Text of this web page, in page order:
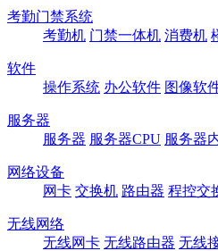
考勤门禁系统
考勤机 门禁一体机 消费机
软件
操作系统 办公软件 图像软
服务器
服务器 服务器CPU 服务器
网络设备
网卡 交换机 路由器 程控交
无线网络
无线网卡 无线路由器 无线